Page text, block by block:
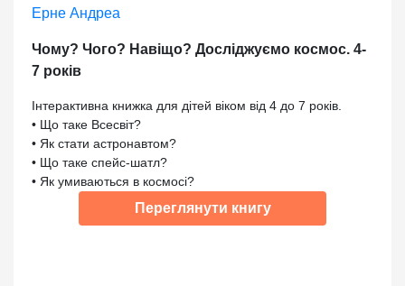
Ерне Андреа
Чому? Чого? Навіщо? Досліджуємо космос. 4-
7 років
Інтерактивна книжка для дітей віком від 4 до 7 років.
• Що таке Всесвіт?
• Як стати астронавтом?
• Що таке спейс-шатл?
• Як умиваються в космосі?
Переглянути книгу